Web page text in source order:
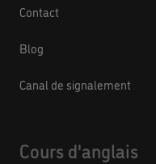
Contact
Blog
Canal de signalement
Cours d'anglais